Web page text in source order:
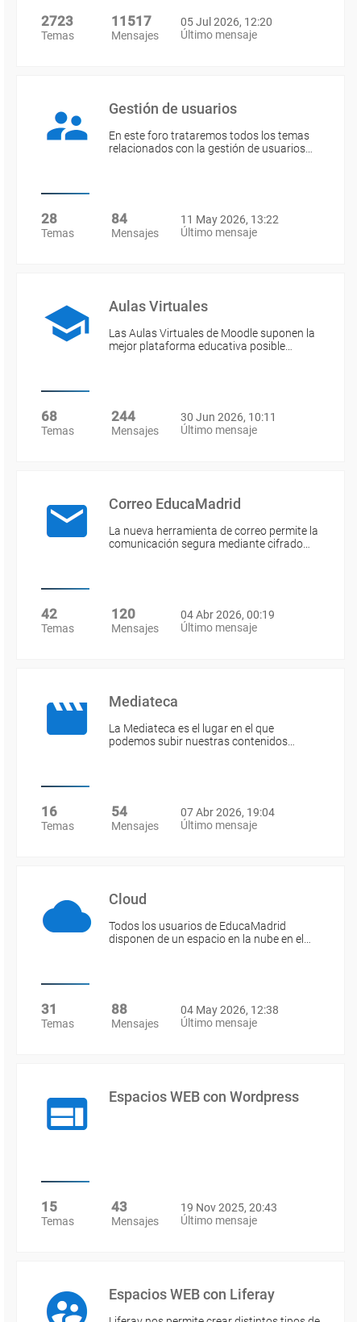
2723
Temas
11517
Mensajes
05 Jul 2026, 12:20
Último mensaje
Gestión de usuarios
En este foro trataremos todos los temas
relacionados con la gestión de usuarios…
28
Temas
84
Mensajes
11 May 2026, 13:22
Último mensaje
Aulas Virtuales
Las Aulas Virtuales de Moodle suponen la
mejor plataforma educativa posible…
68
Temas
244
Mensajes
30 Jun 2026, 10:11
Último mensaje
Correo EducaMadrid
La nueva herramienta de correo permite la
comunicación segura mediante cifrado…
42
Temas
120
Mensajes
04 Abr 2026, 00:19
Último mensaje
Mediateca
La Mediateca es el lugar en el que
podemos subir nuestras contenidos…
16
Temas
54
Mensajes
07 Abr 2026, 19:04
Último mensaje
Cloud
Todos los usuarios de EducaMadrid
disponen de un espacio en la nube en el…
31
Temas
88
Mensajes
04 May 2026, 12:38
Último mensaje
Espacios WEB con Wordpress
15
Temas
43
Mensajes
19 Nov 2025, 20:43
Último mensaje
Espacios WEB con Liferay